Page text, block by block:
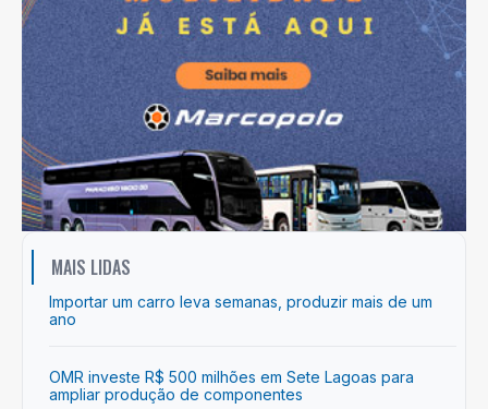
MAIS LIDAS
Importar um carro leva semanas, produzir mais de um
ano
OMR investe R$ 500 milhões em Sete Lagoas para
ampliar produção de componentes